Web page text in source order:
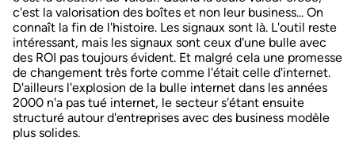
c'est la valorisation des boîtes et non leur business... On
connaît la fin de l'histoire. Les signaux sont là. L'outil reste
intéressant, mais les signaux sont ceux d'une bulle avec
des ROI pas toujours évident. Et malgré cela une promesse
de changement très forte comme l'était celle d'internet.
D'ailleurs l'explosion de la bulle internet dans les années
2000 n'a pas tué internet, le secteur s'étant ensuite
structuré autour d'entreprises avec des business modèle
plus solides.